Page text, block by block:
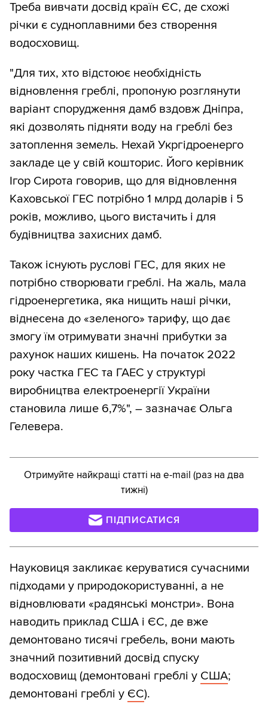
Треба вивчати досвід країн ЄС, де схожі
річки є судноплавними без створення
водосховищ.
"Для тих, хто відстоює необхідність
відновлення греблі, пропоную розглянути
варіант спорудження дамб вздовж Дніпра,
які дозволять підняти воду на греблі без
затоплення земель. Нехай Укргідроенерго
закладе це у свій кошторис. Його керівник
Ігор Сирота говорив, що для відновлення
Каховської ГЕС потрібно 1 млрд доларів і 5
років, можливо, цього вистачить і для
будівництва захисних дамб.
Також існують руслові ГЕС, для яких не
потрібно створювати греблі. На жаль, мала
гідроенергетика, яка нищить наші річки,
віднесена до «зеленого» тарифу, що дає
змогу їм отримувати значні прибутки за
рахунок наших кишень. На початок 2022
року частка ГЕС та ГАЕС у структурі
виробництва електроенергії України
становила лише 6,7%", – зазначає Ольга
Гелевера.
Отримуйте найкращі статті на e-mail (раз на два
тижні)
ПІДПИСАТИСЯ
Науковиця закликає керуватися сучасними
підходами у природокористуванні, а не
відновлювати «радянські монстри». Вона
наводить приклад США і ЄС, де вже
демонтовано тисячі гребель, вони мають
значний позитивний досвід спуску
водосховищ (демонтовані греблі у США;
демонтовані греблі у ЄС).